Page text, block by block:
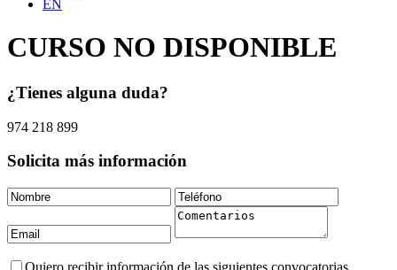
EN
CURSO NO DISPONIBLE
¿Tienes alguna duda?
974 218 899
Solicita más información
Quiero recibir información de las siguientes convocatorias